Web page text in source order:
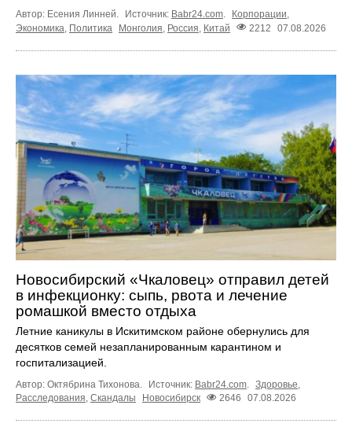
Автор: Есения Линней. Источник: Babr24.com. Корпорации,
Экономика Политика Монголия Россия Китай 2212 07.08.2026
Новосибирский «Чкаловец» отправил детей
в инфекционку: сыпь, рвота и лечение
ромашкой вместо отдыха
Летние каникулы в Искитимском районе обернулись для
десятков семей незапланированным карантином и
госпитализацией.
Автор: Октябрина Тихонова. Источник: Babr24.com. Здоровье,
Расследования, Скандалы Новосибирск 2646 07.08.2026